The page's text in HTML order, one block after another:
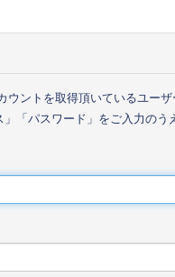
ウントを取得頂いているユー
」「パスワード」をご入力のう